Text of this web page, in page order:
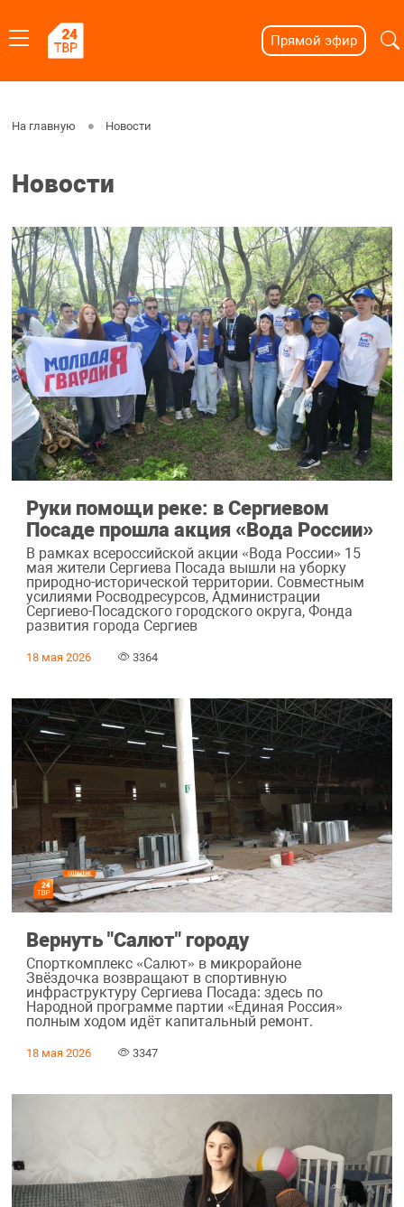
Прямой эфир
На главную Новости
Новости
Руки помощи реке: в Сергиевом
Посаде прошла акция «Вода России»
В рамках всероссийской акции «Вода России» 15
мая жители Сергиева Посада вышли на уборку
природно-исторической территории. Совместным
усилиями Росводресурсов, Администрации
Сергиево-Посадского городского округа, Фонда
развития города Сергиев
18 мая 2026 3364
Вернуть "Салют" городу
Спорткомплекс «Салют» в микрорайоне
Звёздочка возвращают в спортивную
инфраструктуру Сергиева Посада: здесь по
Народной программе партии «Единая Россия»
полным ходом идёт капитальный ремонт.
18 мая 2026 3347